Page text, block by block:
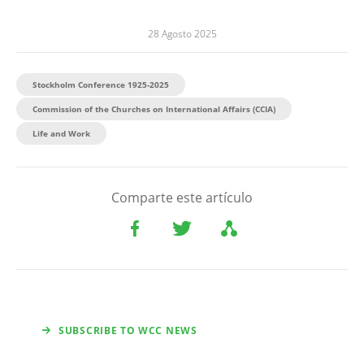
28 Agosto 2025
Stockholm Conference 1925-2025
Commission of the Churches on International Affairs (CCIA)
Life and Work
Comparte este artículo
SUBSCRIBE TO WCC NEWS